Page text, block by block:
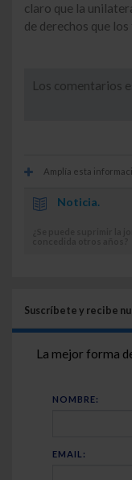
claro que la
de derechos que
Los comentarios
Amplía esta
Noticia.
Suscríbete y recibe
La mejor forma
NOMBRE:
EMAIL: